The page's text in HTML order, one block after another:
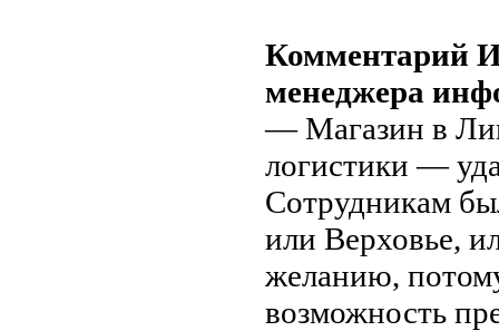
Комментарий
менеджера
— Магазин в
логистики —
Сотрудникам
или Верховье,
желанию,
возможность